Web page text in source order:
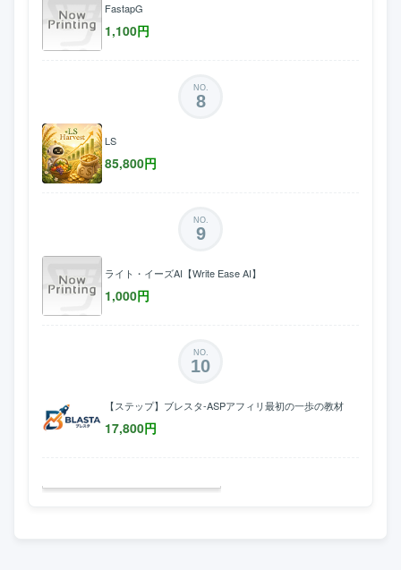
FastapG
1,100円
NO.
8
LS
85,800円
NO.
9
ライト・イーズAI【Write Ease AI】
1,000円
NO.
10
【ステップ】ブレスタ-ASPアフィリ最初の一歩の教材
17,800円